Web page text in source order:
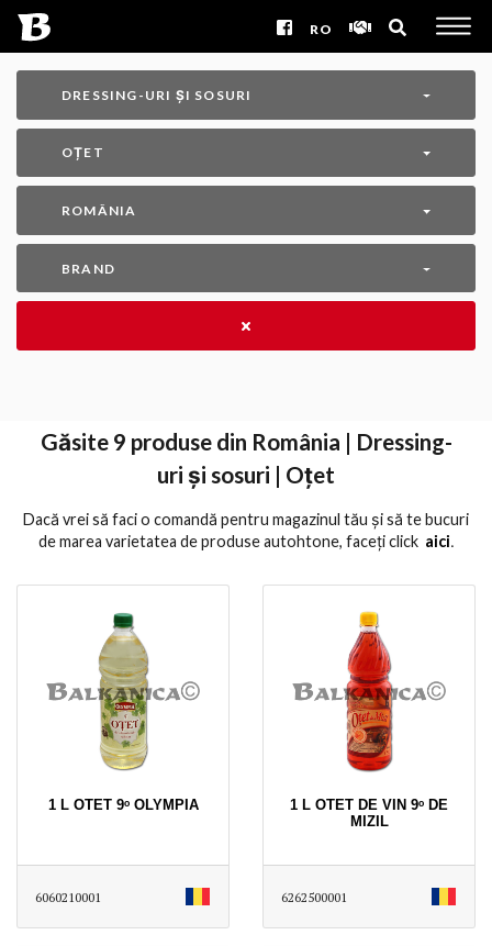
RO
DRESSING-URI ȘI SOSURI
OȚET
ROMÂNIA
BRAND
Găsite 9 produse din România | Dressing-
uri și sosuri | Oțet
Dacă vrei să faci o comandă pentru magazinul tău și să te bucuri
de marea varietatea de produse autohtone, faceți click aici․
1 L OTET 9ᵒ OLYMPIA
6060210001
1 L OTET DE VIN 9ᵒ DE
MIZIL
6262500001